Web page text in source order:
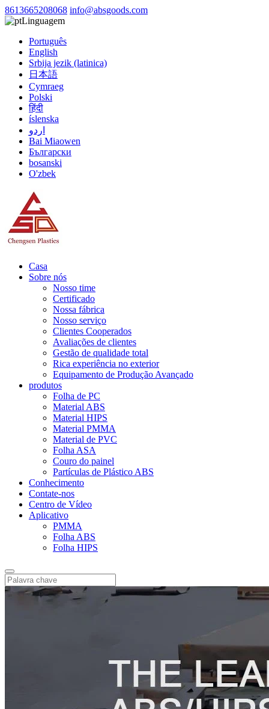
8613665208068 info@absgoods.com
Linguagem
Português
English
Srbija jezik (latinica)
日本語
Cymraeg
Polski
हिंदी
íslenska
اردو
Bai Miaowen
Български
bosanski
O'zbek
Casa
Sobre nós
Nosso time
Certificado
Nossa fábrica
Nosso serviço
Clientes Cooperados
Avaliações de clientes
Gestão de qualidade total
Rica experiência no exterior
Equipamento de Produção Avançado
produtos
Folha de PC
Material ABS
Material HIPS
Material PMMA
Material de PVC
Folha ASA
Couro do painel
Partículas de Plástico ABS
Conhecimento
Contate-nos
Centro de Vídeo
Aplicativo
PMMA
Folha ABS
Folha HIPS